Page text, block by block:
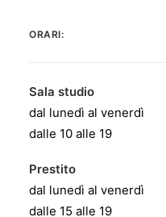
ORARI:
Sala studio
dal lunedì al venerdì
dalle 10 alle 19
Prestito
dal lunedì al venerdì
dalle 15 alle 19